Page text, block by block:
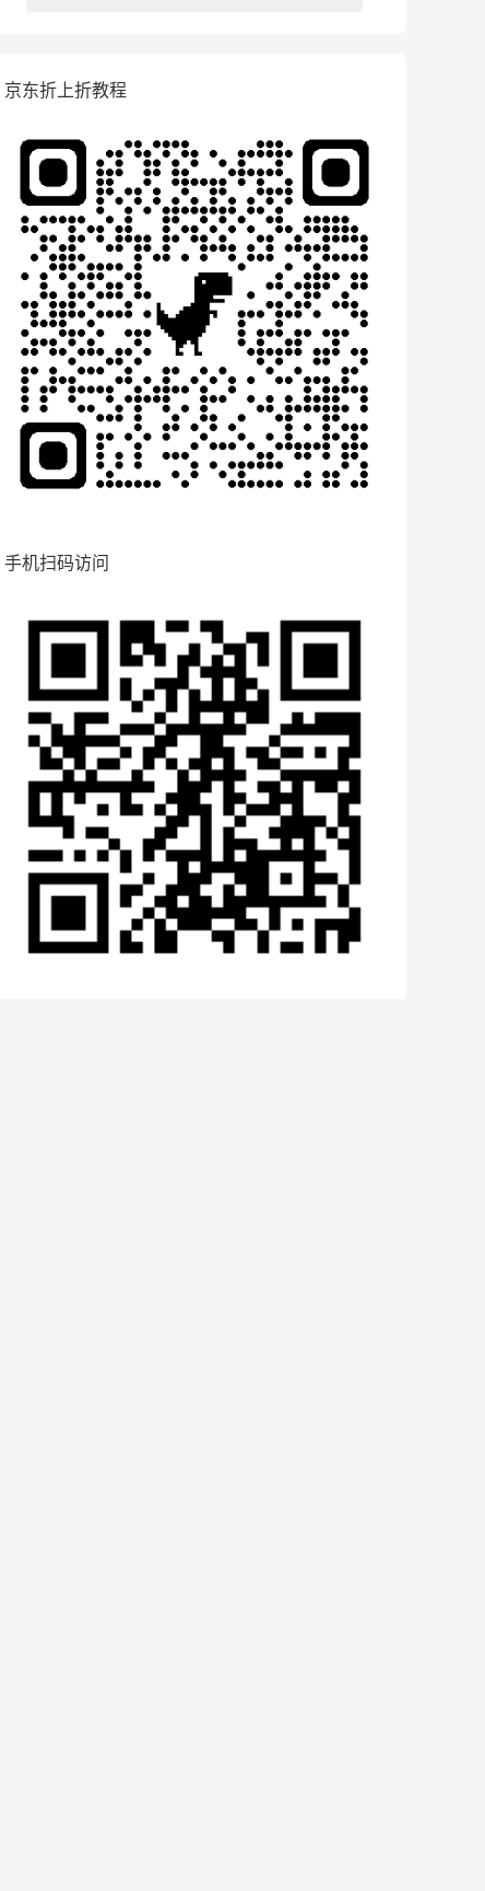
京东折上折教程
手机扫码访问